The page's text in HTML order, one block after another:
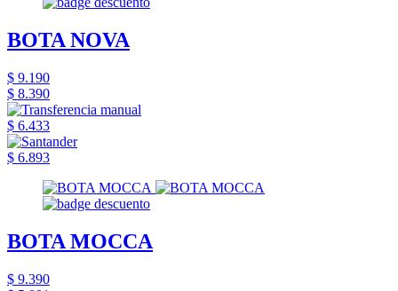
BOTA NOVA
$ 9.190
$ 8.390
$ 6.433
$ 6.893
BOTA MOCCA
$ 9.390